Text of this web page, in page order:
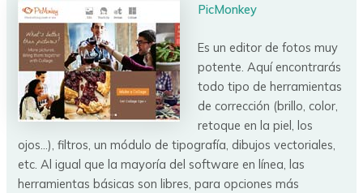
PicMonkey
Es un editor de fotos muy
potente. Aquí encontrarás
todo tipo de herramientas
de corrección (brillo, color,
retoque en la piel, los
ojos…), filtros, un módulo de tipografía, dibujos vectoriales,
etc. Al igual que la mayoría del software en línea, las
herramientas básicas son libres, para opciones más